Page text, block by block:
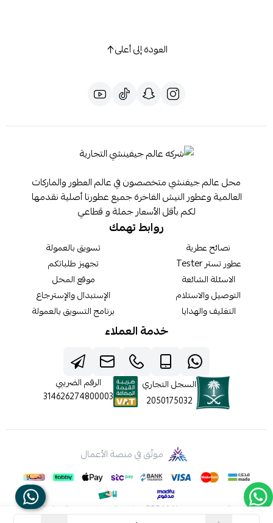
العودة إلى أعلى
محل عالم جيفنشي متخصصون في عالم العطور والماركات
العالمية وعطور النيش الفاخرة جميع عطورنا أصلية نقدمها
لكم بأقل الأسعار جملة و قطاعي
روابط تهمك
نصائح عطرية
عطور تستر Tester
الاسئلة الشائعة
التوصيل والاستلام
التغليف والهدايا
تسويق بالعمولة
تجهيز طلباتكم
موقع المحل
الإستبدال والإسترجاع
برنامج التسويق بالعمولة
خدمة العملاء
السجل التجاري
2050175032
الرقم الضريبي
314626274800003
موثّق في منصة الأعمال
الحقوق محفوظة | 2026 شركه عالم جيفينشي التجارية